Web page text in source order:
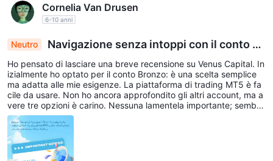
Cornelia Van Drusen
6-10 anni
Neutro
Navigazione senza intoppi con il conto Br
onze di Venus Capital: piattaforma MT5 facile da
usare e trading senza problemi
Ho pensato di lasciare una breve recensione su Venus Capital. In
izialmente ho optato per il conto Bronzo: è una scelta semplice
ma adatta alle mie esigenze. La piattaforma di trading MT5 è fa
cile da usare. Non ho ancora approfondito gli altri account, ma a
vere tre opzioni è carino. Nessuna lamentela importante; sembra
che tutto proceda senza intoppi. Nel complesso, un'esperienza s
emplice e senza problemi.